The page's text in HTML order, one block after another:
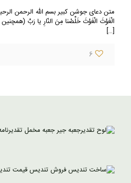
متن دعای جوشن کبیر بسم الله الرحمن
الْغَوْثَ الْغَوْثَ خَلِّصْنا مِنَ النّارِ یا رَبِّ
[…]
6